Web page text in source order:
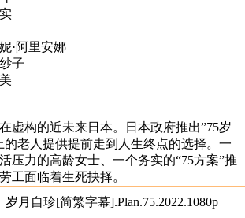
里安娜
的近未来日本。日本政府推出”75岁
的老人提供提前走到人生终点的选择。一
压力的高龄女士、一个务实的“75方案”推
工面临着生死抉择。
岁月自珍[简繁字幕].Plan.75.2022.1080p